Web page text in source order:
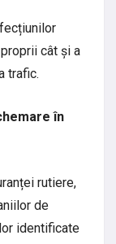
cât și a
trafic.
în
rutiere,
de
identificate